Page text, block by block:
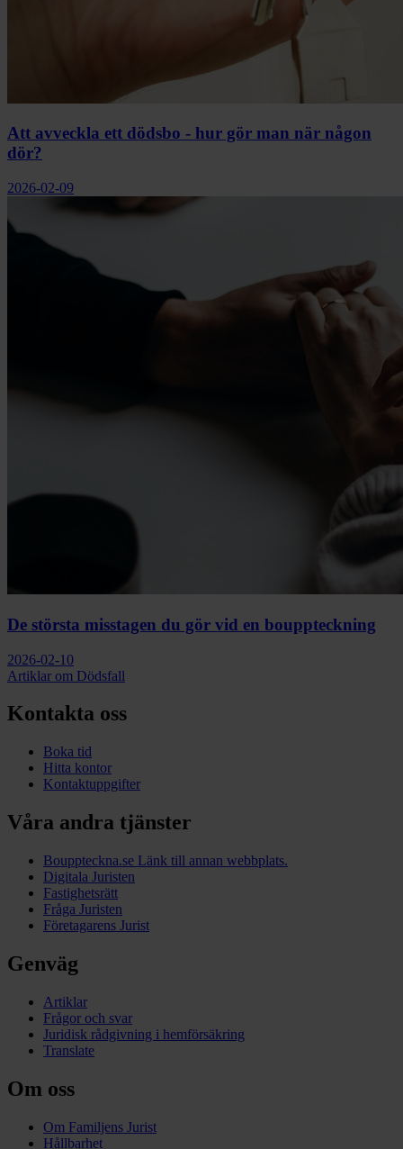
Att avveckla ett dödsbo - hur gör man när någon
dör?
2026-02-09
De största misstagen du gör vid en bouppteckning
2026-02-10
Artiklar om Dödsfall
Kontakta oss
Boka tid
Hitta kontor
Kontaktuppgifter
Våra andra tjänster
Bouppteckna.se Länk till annan webbplats.
Digitala Juristen
Fastighetsrätt
Fråga Juristen
Företagarens Jurist
Genväg
Artiklar
Frågor och svar
Juridisk rådgivning i hemförsäkring
Translate
Om oss
Om Familjens Jurist
Hållbarhet